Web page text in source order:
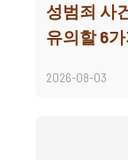
성범죄 사
유의할 6
2026-08-03